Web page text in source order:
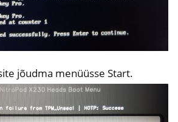
jõudma menüüsse Start.